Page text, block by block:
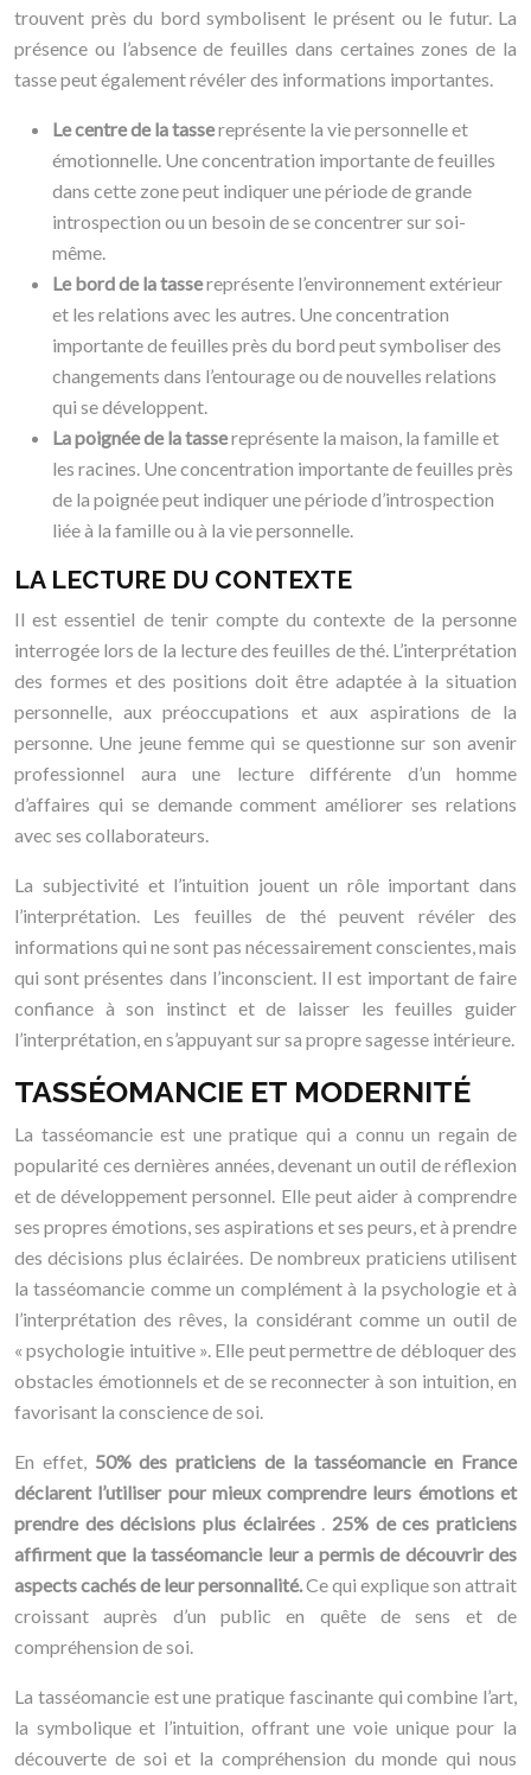
trouvent près du bord symbolisent le présent ou le futur. La
présence ou l’absence de feuilles dans certaines zones de la
tasse peut également révéler des informations importantes.
Le centre de la tassereprésente la vie personnelle et
émotionnelle. Une concentration importante de feuilles
dans cette zone peut indiquer une période de grande
introspection ou un besoin de se concentrer sur soi-
même.
Le bord de la tassereprésente l’environnement extérieur
et les relations avec les autres. Une concentration
importante de feuilles près du bord peut symboliser des
changements dans l’entourage ou de nouvelles relations
qui se développent.
La poignée de la tassereprésente la maison, la famille et
les racines. Une concentration importante de feuilles près
de la poignée peut indiquer une période d’introspection
liée à la famille ou à la vie personnelle.
LA LECTURE DU CONTEXTE
Il est essentiel de tenir compte du contexte de la personne
interrogée lors de la lecture des feuilles de thé. L’interprétation
des formes et des positions doit être adaptée à la situation
personnelle, aux préoccupations et aux aspirations de la
personne. Une jeune femme qui se questionne sur son avenir
professionnel aura une lecture différente d’un homme
d’affaires qui se demande comment améliorer ses relations
avec ses collaborateurs.
La subjectivité et l’intuition jouent un rôle important dans
l’interprétation. Les feuilles de thé peuvent révéler des
informations qui ne sont pas nécessairement conscientes, mais
qui sont présentes dans l’inconscient. Il est important de faire
confiance à son instinct et de laisser les feuilles guider
l’interprétation, en s’appuyant sur sa propre sagesse intérieure.
TASSÉOMANCIE ET MODERNITÉ
La tasséomancie est une pratique qui a connu un regain de
popularité ces dernières années, devenant un outil de réflexion
et de développement personnel. Elle peut aider à comprendre
ses propres émotions, ses aspirations et ses peurs, et à prendre
des décisions plus éclairées. De nombreux praticiens utilisent
la tasséomancie comme un complément à la psychologie et à
l’interprétation des rêves, la considérant comme un outil de
« psychologie intuitive ». Elle peut permettre de débloquer des
obstacles émotionnels et de se reconnecter à son intuition, en
favorisant la conscience de soi.
En effet, 50% des praticiens de la tasséomancie en France
déclarent l’utiliser pour mieux comprendre leurs émotions et
prendre des décisions plus éclairées . 25% de ces praticiens
affirment que la tasséomancie leur a permis de découvrir des
aspects cachés de leur personnalité.Ce qui explique son attrait
croissant auprès d’un public en quête de sens et de
compréhension de soi.
La tasséomancie est une pratique fascinante qui combine l’art,
la symbolique et l’intuition, offrant une voie unique pour la
découverte de soi et la compréhension du monde qui nous